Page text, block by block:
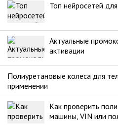
Топ нейросетей
Актуальные
активации
Полиуретановые колеса для
применении
Как проверить
машины, VIN или